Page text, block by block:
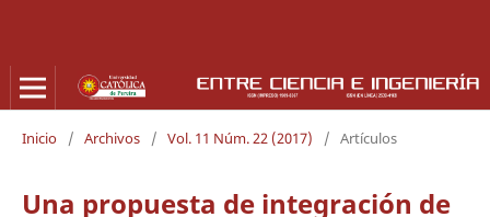
Inicio / Archivos / Vol. 11 Núm. 22 (2017) / Artículos
Una propuesta de integración de